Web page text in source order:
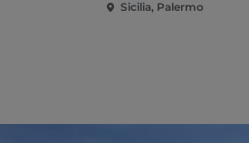
Sicilia, Palermo